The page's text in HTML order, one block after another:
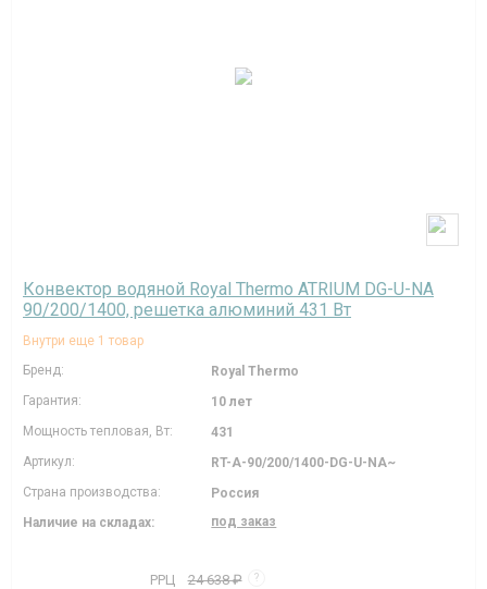
Конвектор водяной Royal Thermo ATRIUM DG-U-NA
90/200/1400, решетка алюминий 431 Вт
Внутри еще 1 товар
Бренд:
Royal Thermo
Гарантия:
10 лет
Мощность тепловая, Вт:
431
Артикул:
RT-A-90/200/1400-DG-U-NA~
Страна производства:
Россия
Наличие на складах:
под заказ
РРЦ 24 638 ₽ ?